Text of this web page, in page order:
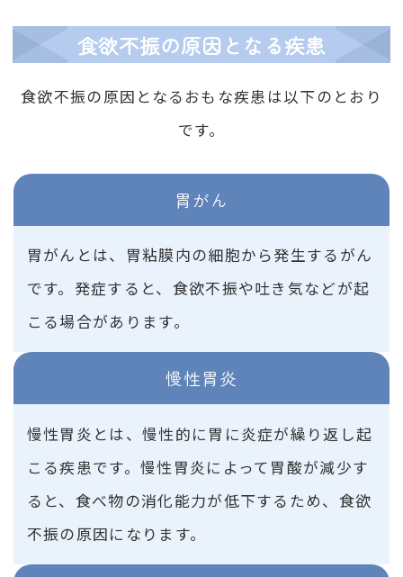
食欲不振の原因となる疾患
食欲不振の原因となるおもな疾患は以下のとおり
です。
胃がん
胃がんとは、胃粘膜内の細胞から発生するがん
です。発症すると、食欲不振や吐き気などが起
こる場合があります。
慢性胃炎
慢性胃炎とは、慢性的に胃に炎症が繰り返し起
こる疾患です。慢性胃炎によって胃酸が減少す
ると、食べ物の消化能力が低下するため、食欲
不振の原因になります。